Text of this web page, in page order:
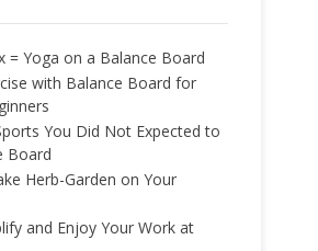
= Yoga on a Balance Board
with Balance Board for
You Did Not Expected to
Board
Herb-Garden on Your
and Enjoy Your Work at